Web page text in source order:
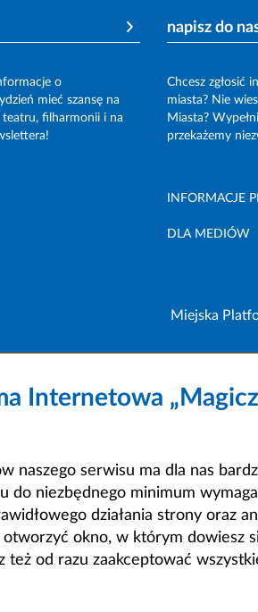
o
mieć szansę na
filharmonii i na
napisz do
Chcesz zgłosić
miasta? Nie
Miasta?
przekażemy
INFORMACJE
DLA MEDIÓW
Miejska
Internetowa
naszego serwisu ma dla nas
do niezbędnego minimum
działania strony oraz
otworzyć okno, w którym
od razu zaakceptować